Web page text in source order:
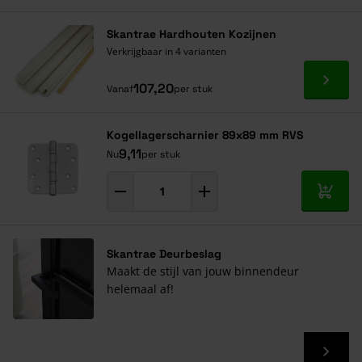
uitgesloten van herroepingsrecht of retourname.
Skantrae Hardhouten Kozijnen
Verkrijgbaar in 4 varianten
Vanaf107,20per stuk Ga
Kogellagerscharnier 89x89 mm RVS
Nu9,11per stuk
In
Skantrae Deurbeslag
Maakt de stijl van jouw binnendeur
helemaal af!